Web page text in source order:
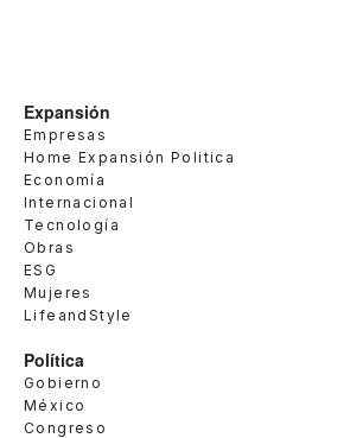
Expansión
Empresas
Home Expansión Politica
Economía
Internacional
Tecnología
Obras
ESG
Mujeres
LifeandStyle
Política
Gobierno
México
Congreso